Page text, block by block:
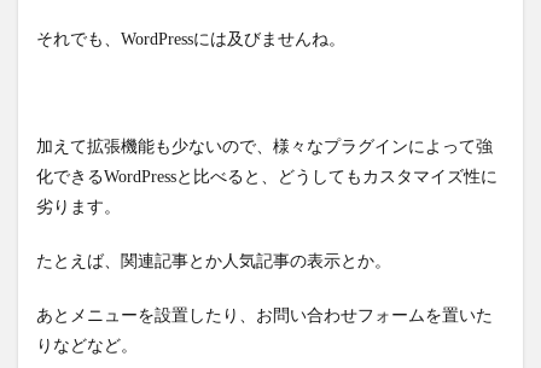
それでも、WordPressには及びませんね。
加えて拡張機能も少ないので、様々なプラグインによって強
化できるWordPressと比べると、どうしてもカスタマイズ性に
劣ります。
たとえば、関連記事とか人気記事の表示とか。
あとメニューを設置したり、お問い合わせフォームを置いた
りなどなど。